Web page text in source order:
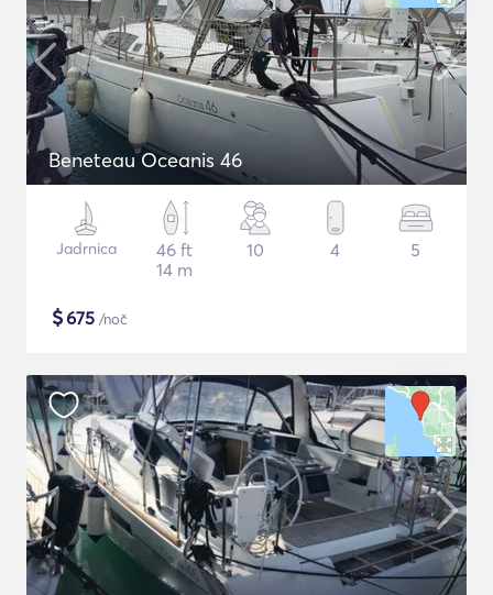
Beneteau Oceanis 46
Jadrnica
46 ft
14 m
10 4 5
$675 /noč